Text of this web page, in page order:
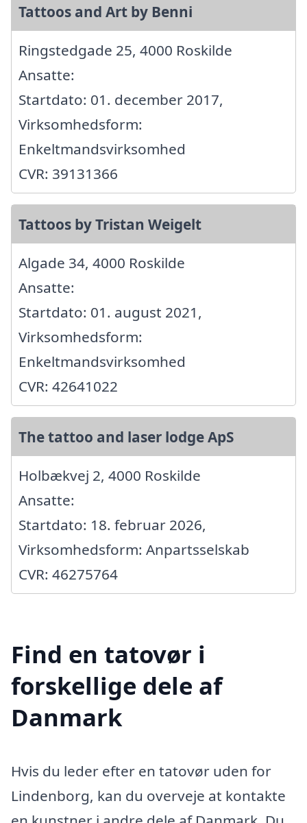
Tattoos and Art by Benni
Ringstedgade 25, 4000 Roskilde
Ansatte:
Startdato: 01. december 2017,
Virksomhedsform:
Enkeltmandsvirksomhed
CVR: 39131366
Tattoos by Tristan Weigelt
Algade 34, 4000 Roskilde
Ansatte:
Startdato: 01. august 2021,
Virksomhedsform:
Enkeltmandsvirksomhed
CVR: 42641022
The tattoo and laser lodge ApS
Holbækvej 2, 4000 Roskilde
Ansatte:
Startdato: 18. februar 2026,
Virksomhedsform: Anpartsselskab
CVR: 46275764
Find en tatovør i
forskellige dele af
Danmark
Hvis du leder efter en tatovør uden for
Lindenborg, kan du overveje at kontakte